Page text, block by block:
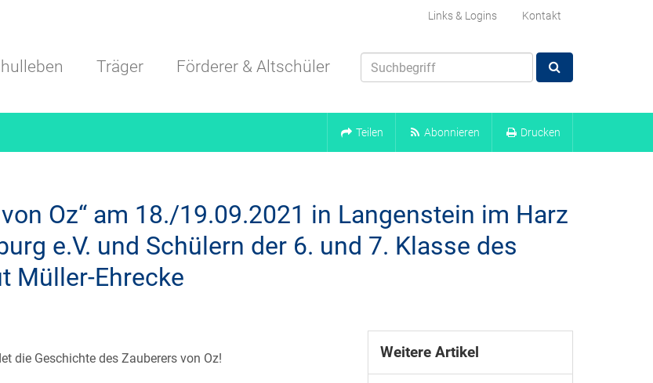
Links & Logins Kontakt
Träger Förderer & Altschüler
Teilen Abonnieren Drucken
Oz“ am 18./19.09.2021 in Langenstein im Harz
e.V. und Schülern der 6. und 7. Klasse des
Müller-Ehrecke
die Geschichte des Zauberers von Oz!
Weitere Artikel